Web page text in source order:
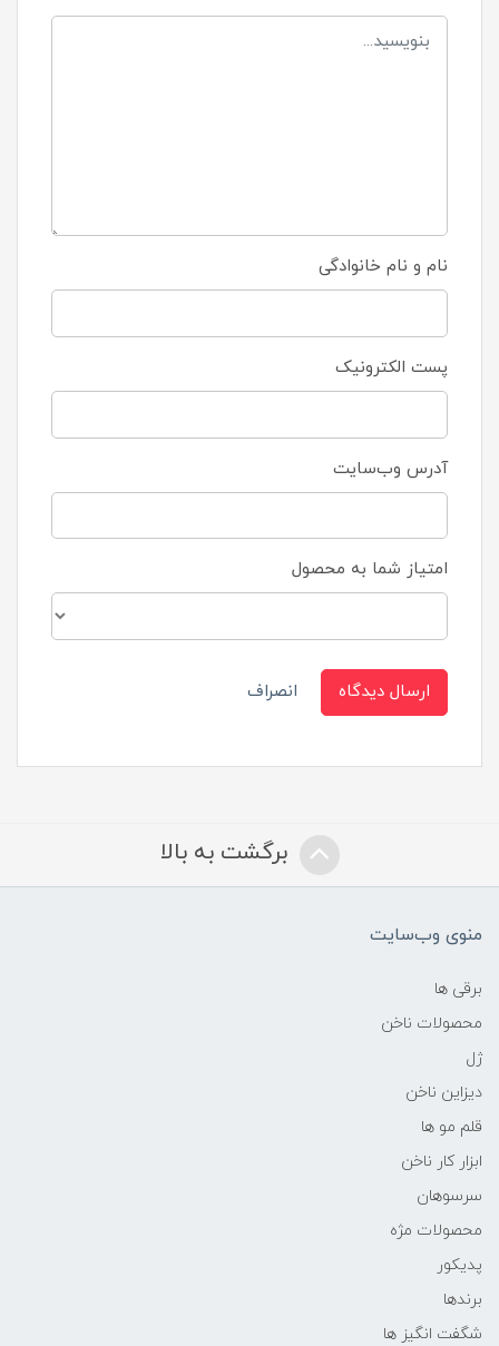
نام و نام خانوادگی
پست الکترونیک
آدرس وب‌سایت
امتیاز شما به محصول
ارسال دیدگاه انصراف
برگشت به بالا
منوی وب‌سایت
برقی ها
محصولات ناخن
ژل
دیزاین ناخن
قلم مو ها
ابزار کار ناخن
سرسوهان
محصولات مژه
پدیکور
برندها
شگفت انگیز ها